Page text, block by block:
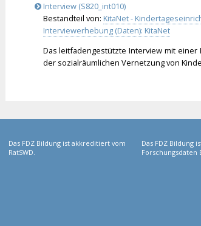
Interview (S820_int010)
Bestandteil von: KitaNet -
Interviewerhebung (Daten): KitaNet
Das leitfadengestützte Interview mit
der sozialräumlichen Vernetzung von
Das FDZ Bildung ist akkreditiert vom
RatSWD.
Das FDZ Bildung
Forschungsdaten